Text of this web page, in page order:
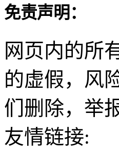
免责声明：
网页内的所
的虚假，风
们删除，举
友情链接: